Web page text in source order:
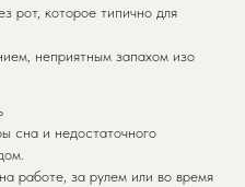
рот, которое типично для
неприятным запахом изо
сна и недостаточного
работе, за рулем или во время